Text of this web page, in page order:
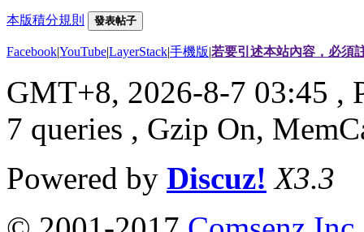
本版積分規則 發表帖子
Facebook|YouTube|LayerStack|手機版|若要引述本站內容，必須
GMT+8, 2026-8-7 03:45 ,
7 queries , Gzip On,
Powered by Discuz! X3.3